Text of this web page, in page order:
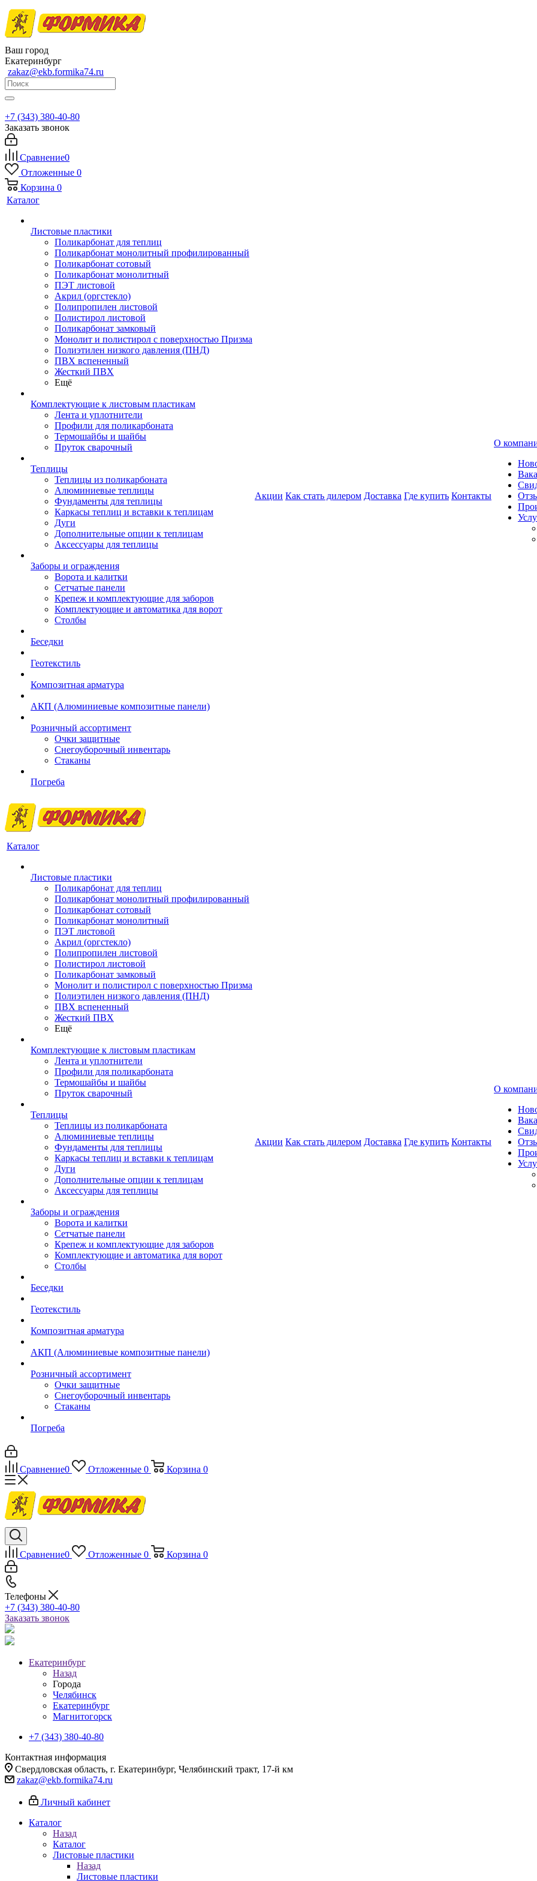
Ваш город
Екатеринбург
zakaz@ekb.formika74.ru
+7 (343) 380-40-80
Заказать звонок
Сравнение0
Отложенные 0
Корзина 0
Каталог
Листовые пластики
Поликарбонат для теплиц
Поликарбонат монолитный профилированный
Поликарбонат сотовый
Поликарбонат монолитный
ПЭТ листовой
Акрил (оргстекло)
Полипропилен листовой
Полистирол листовой
Поликарбонат замковый
Монолит и полистирол с поверхностью Призма
Полиэтилен низкого давления (ПНД)
ПВХ вспененный
Жесткий ПВХ
Ещё
Комплектующие к листовым пластикам
Лента и уплотнители
Профили для поликарбоната
Термошайбы и шайбы
Пруток сварочный
Теплицы
Теплицы из поликарбоната
Алюминиевые теплицы
Фундаменты для теплицы
Каркасы теплиц и вставки к теплицам
Дуги
Дополнительные опции к теплицам
Аксессуары для теплицы
Заборы и ограждения
Ворота и калитки
Сетчатые панели
Крепеж и комплектующие для заборов
Комплектующие и автоматика для ворот
Столбы
Беседки
Геотекстиль
Композитная арматура
АКП (Алюминиевые композитные панели)
Розничный ассортимент
Очки защитные
Снегоуборочный инвентарь
Стаканы
Погреба
Акции Как стать дилером Доставка Где купить Контакты
О
Каталог
Листовые пластики
Поликарбонат для теплиц
Поликарбонат монолитный профилированный
Поликарбонат сотовый
Поликарбонат монолитный
ПЭТ листовой
Акрил (оргстекло)
Полипропилен листовой
Полистирол листовой
Поликарбонат замковый
Монолит и полистирол с поверхностью Призма
Полиэтилен низкого давления (ПНД)
ПВХ вспененный
Жесткий ПВХ
Ещё
Комплектующие к листовым пластикам
Лента и уплотнители
Профили для поликарбоната
Термошайбы и шайбы
Пруток сварочный
Теплицы
Теплицы из поликарбоната
Алюминиевые теплицы
Фундаменты для теплицы
Каркасы теплиц и вставки к теплицам
Дуги
Дополнительные опции к теплицам
Аксессуары для теплицы
Заборы и ограждения
Ворота и калитки
Сетчатые панели
Крепеж и комплектующие для заборов
Комплектующие и автоматика для ворот
Столбы
Беседки
Геотекстиль
Композитная арматура
АКП (Алюминиевые композитные панели)
Розничный ассортимент
Очки защитные
Снегоуборочный инвентарь
Стаканы
Погреба
Акции Как стать дилером Доставка Где купить Контакты
О
Сравнение0 Отложенные 0 Корзина 0
Сравнение0 Отложенные 0 Корзина 0
Телефоны
+7 (343) 380-40-80
Заказать звонок
Екатеринбург
Назад
Города
Челябинск
Екатеринбург
Магнитогорск
+7 (343) 380-40-80
Контактная информация
Свердловская область, г. Екатеринбург, Челябинский тракт, 17-й км
zakaz@ekb.formika74.ru
Личный кабинет
Каталог
Назад
Каталог
Листовые пластики
Назад
Листовые пластики